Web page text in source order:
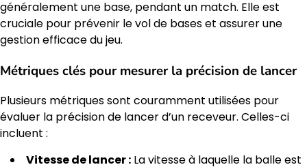
généralement une base, pendant un match. Elle est
cruciale pour prévenir le vol de bases et assurer une
gestion efficace du jeu.
Métriques clés pour mesurer la précision de lancer
Plusieurs métriques sont couramment utilisées pour
évaluer la précision de lancer d’un receveur. Celles-ci
incluent :
Vitesse de lancer : La vitesse à laquelle la balle est